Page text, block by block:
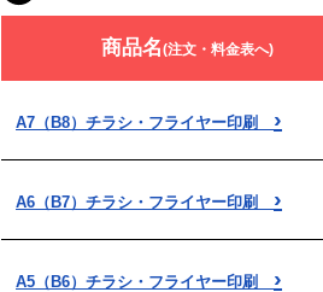
商品名(注文・料金表へ)
A7（B8）チラシ・フライヤー印刷 ›
A6（B7）チラシ・フライヤー印刷 ›
A5（B6）チラシ・フライヤー印刷 ›